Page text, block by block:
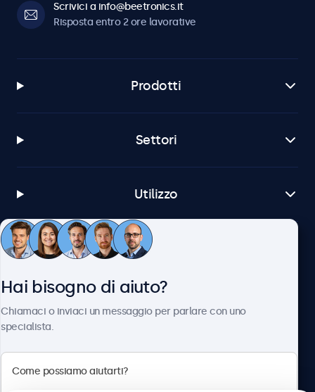
Scrivici a info@beetronics.it
Risposta entro 2 ore lavorative
Prodotti
Settori
Utilizzo
Servizio Clienti
Hai bisogno di aiuto?
Chiamaci o inviaci un messaggio per parlare con uno
specialista.